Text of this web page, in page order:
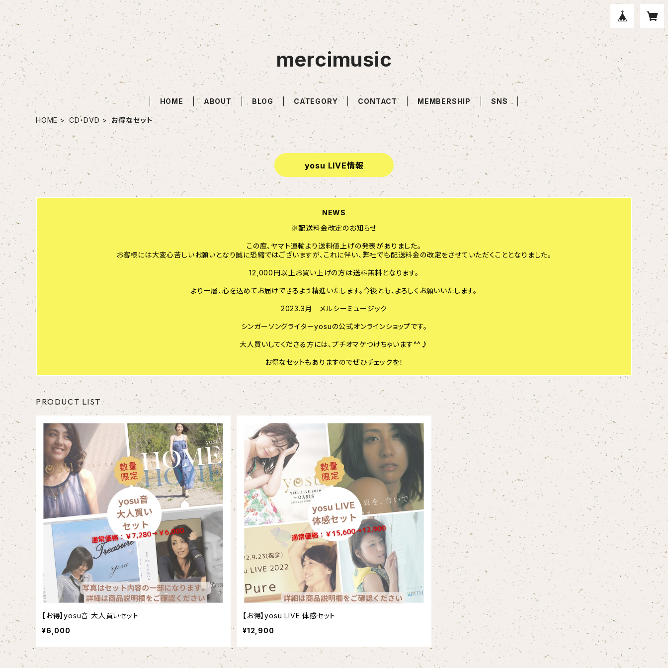
mercimusic
HOME ABOUT BLOG CATEGORY CONTACT MEMBERSHIP SNS
HOME CD・DVD お得なセット
yosu LIVE情報
NEWS
※配送料金改定のお知らせ
この度、ヤマト運輸より送料値上げの発表がありました。
お客様には大変心苦しいお願いとなり誠に恐縮ではございますが、これに伴い、弊社でも配送料金の改定をさせていただくこととなりました。
12,000円以上お買い上げの方は送料無料となります。
より一層、心を込めてお届けできるよう精進いたします。今後とも、よろしくお願いいたします。
2023.3月 メルシーミュージック
シンガーソングライターyosuの公式オンラインショップです。
大人買いしてくださる方には、プチオマケつけちゃいます^^♪
お得なセットもありますのでぜひチェックを！
PRODUCT LIST
【お得】yosu音 大人買いセット
¥6,000
【お得】yosu LIVE 体感セット
¥12,900